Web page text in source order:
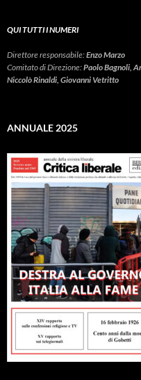
QUI TUTTI I NUMERI
Direttore responsabile:Enzo Marzo
Comitato di Direzione:Paolo Bagnoli,
Niccolò Rinaldi, Giovanni Vetritto
ANNUALE 2025